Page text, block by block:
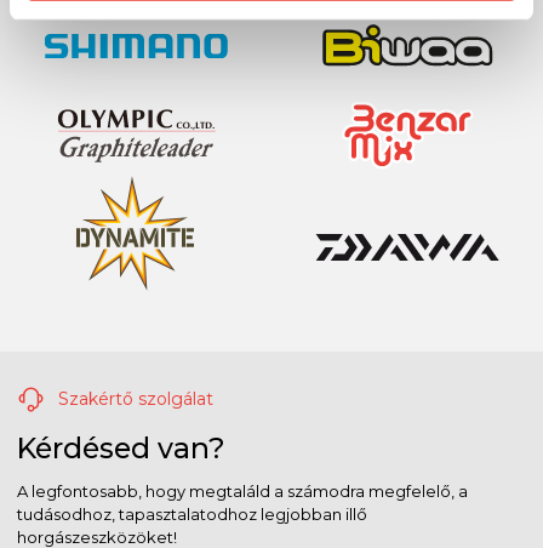
Szakértő szolgálat
Kérdésed van?
A legfontosabb, hogy megtaláld a számodra megfelelő, a
tudásodhoz, tapasztalatodhoz legjobban illő
horgászeszközöket!